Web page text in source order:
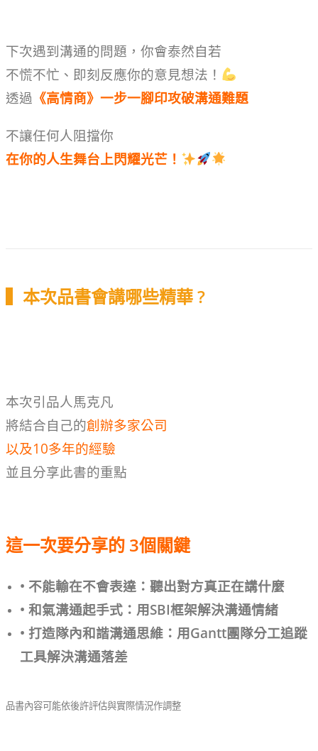
下次遇到溝通的問題，你會泰然自若
不慌不忙、即刻反應你的意見想法！
透過 《高情商》一步一腳印攻破溝通難題
不讓任何人阻擋你
在你的人生舞台上閃耀光芒！
▍本次品書會講哪些精華 ?
本次引品人馬克凡
將結合自己的創辦多家公司
以及10多年的經驗
並且分享此書的重點
這一次要分享的 3個關鍵
• 不能輸在不會表達：聽出對方真正在講什麼
• 和氣溝通起手式：用SBI框架解決溝通情緒
• 打造隊內和諧溝通思維：用Gantt團隊分工追蹤
工具解決溝通落差
品書內容可能依後許評估與實際情況作調整